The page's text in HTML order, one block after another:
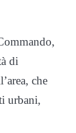
di
che
urbani,